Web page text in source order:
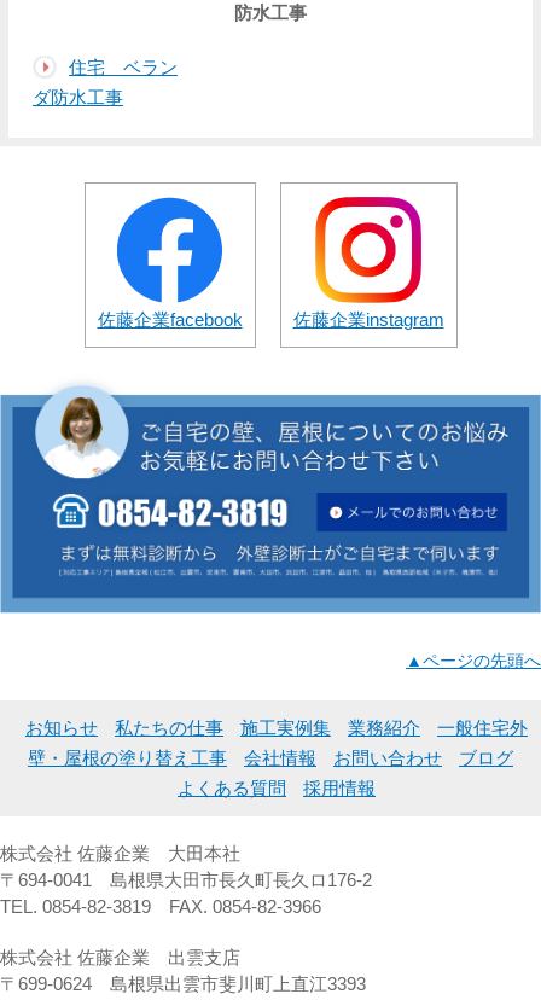
防水工事
住宅 ベラン
ダ防水工事
佐藤企業facebook 佐藤企業instagram
▲ページの先頭へ
お知らせ 私たちの仕事 施工実例集 業務紹介
一般住宅外
壁・屋根の塗り替え工事
会社情報 お問い合わせ
ブログ
よくある質問
採用情報
株式会社 佐藤企業 大田本社
〒694-0041 島根県大田市長久町長久ロ176-2
TEL. 0854-82-3819 FAX. 0854-82-3966
株式会社 佐藤企業 出雲支店
〒699-0624 島根県出雲市斐川町上直江3393